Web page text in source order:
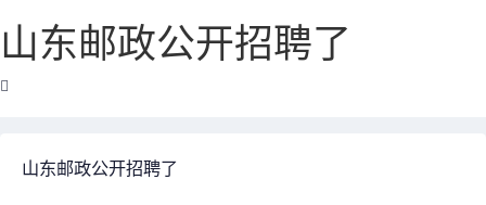
山东邮政公开招聘了
山东邮政公开招聘了